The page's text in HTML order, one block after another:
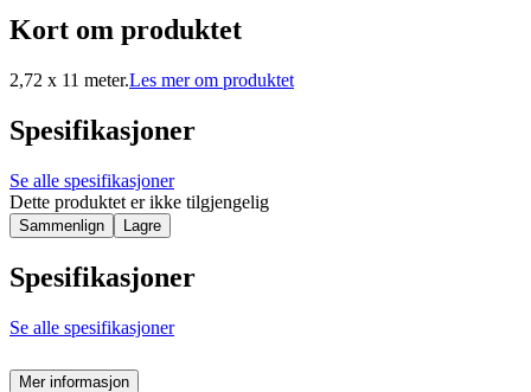
Kort om produktet
2,72 x 11 meter.Les mer om produktet
Spesifikasjoner
Se alle spesifikasjoner
Dette produktet er ikke tilgjengelig
Sammenlign Lagre
Spesifikasjoner
Se alle spesifikasjoner
Mer informasjon